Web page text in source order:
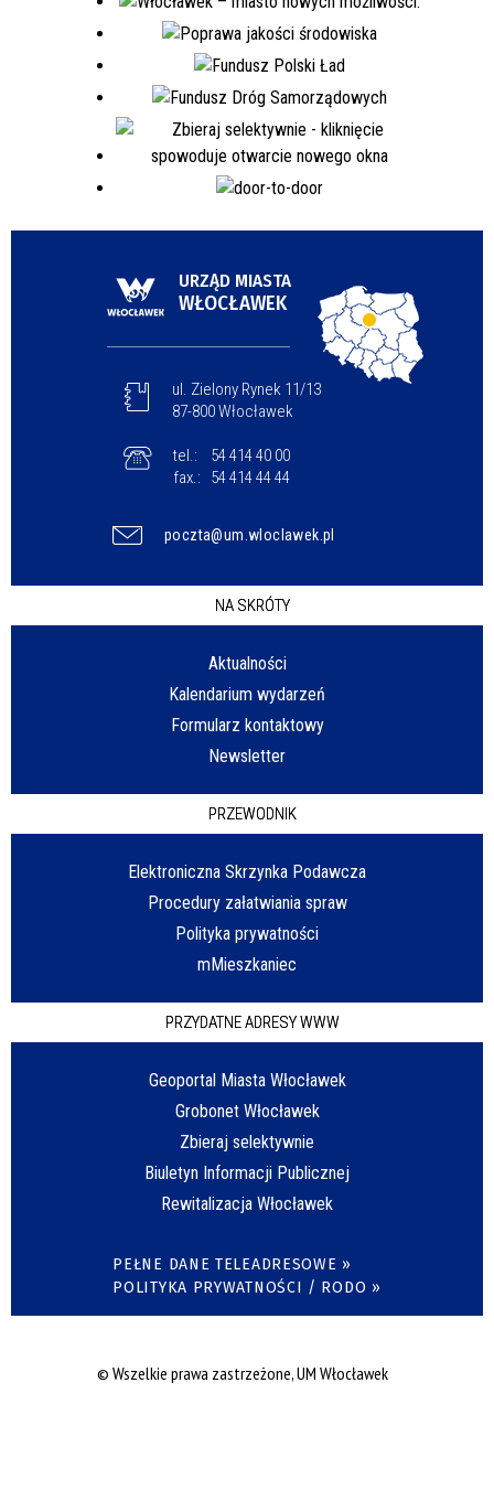
URZĄD MIASTA
WŁOCŁAWEK
ul. Zielony Rynek 11/13
87-800 Włocławek
tel.:
54 414 40 00
fax.:
54 414 44 44
poczta@um.wloclawek.pl
NA SKRÓTY
Aktualności
Kalendarium wydarzeń
Formularz kontaktowy
Newsletter
PRZEWODNIK
Elektroniczna Skrzynka Podawcza
Procedury załatwiania spraw
Polityka prywatności
mMieszkaniec
PRZYDATNE ADRESY WWW
Geoportal Miasta Włocławek
Grobonet Włocławek
Zbieraj selektywnie
Biuletyn Informacji Publicznej
Rewitalizacja Włocławek
PEŁNE DANE TELEADRESOWE »
POLITYKA PRYWATNOŚCI / RODO »
© Wszelkie prawa zastrzeżone, UM Włocławek